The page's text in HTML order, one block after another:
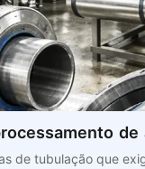
de
de tubulação que